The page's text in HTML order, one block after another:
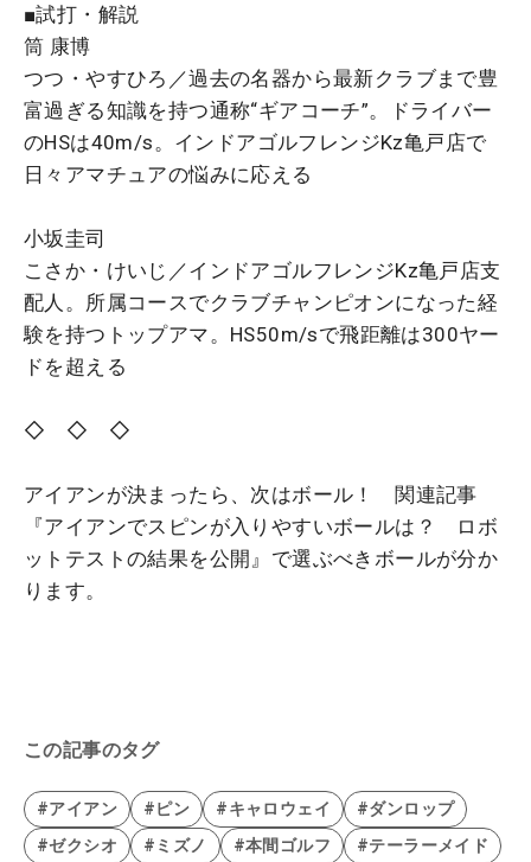
■試打・解説
筒 康博
つつ・やすひろ／過去の名器から最新クラブまで豊
富過ぎる知識を持つ通称“ギアコーチ”。ドライバー
のHSは40m/s。インドアゴルフレンジKz亀戸店で
日々アマチュアの悩みに応える
小坂圭司
こさか・けいじ／インドアゴルフレンジKz亀戸店支
配人。所属コースでクラブチャンピオンになった経
験を持つトップアマ。HS50m/sで飛距離は300ヤー
ドを超える
◇ ◇ ◇
アイアンが決まったら、次はボール！ 関連記事
『アイアンでスピンが入りやすいボールは？ ロボ
ットテストの結果を公開 』で選ぶべきボールが分か
ります。
この記事のタグ
#アイアン #ピン #キャロウェイ
#ダンロップ
#ゼクシオ
#ミズノ #本間ゴルフ #テーラーメイド